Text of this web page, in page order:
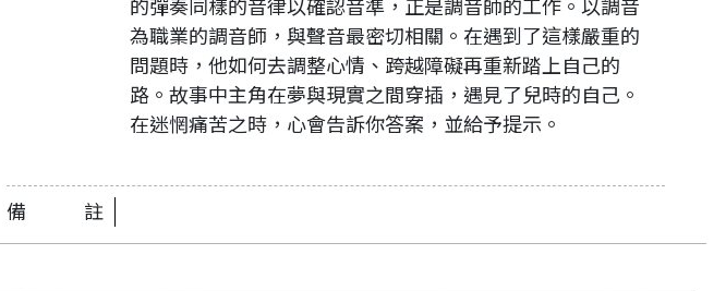
的彈奏同樣的音律以確認音準，正是調音師的工作。以調音
為職業的調音師，與聲音最密切相關。在遇到了這樣嚴重的
問題時，他如何去調整心情、跨越障礙再重新踏上自己的
路。故事中主角在夢與現實之間穿插，遇見了兒時的自己。
在迷惘痛苦之時，心會告訴你答案，並給予提示。
備註